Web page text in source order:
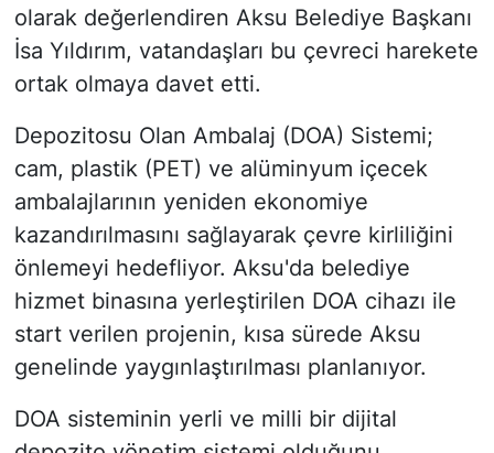
olarak değerlendiren Aksu Belediye Başkanı
İsa Yıldırım, vatandaşları bu çevreci harekete
ortak olmaya davet etti.
Depozitosu Olan Ambalaj (DOA) Sistemi;
cam, plastik (PET) ve alüminyum içecek
ambalajlarının yeniden ekonomiye
kazandırılmasını sağlayarak çevre kirliliğini
önlemeyi hedefliyor. Aksu'da belediye
hizmet binasına yerleştirilen DOA cihazı ile
start verilen projenin, kısa sürede Aksu
genelinde yaygınlaştırılması planlanıyor.
DOA sisteminin yerli ve milli bir dijital